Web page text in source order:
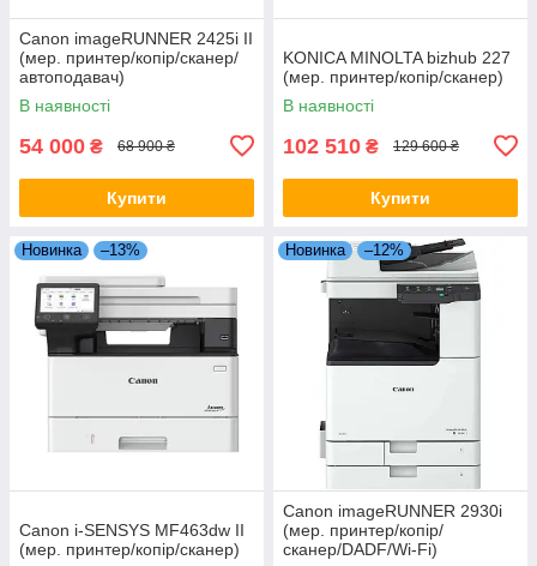
Canon imageRUNNER 2425i II
(мер. принтер/копір/сканер/
автоподавач)
В наявності
54 000 ₴ 68 900 ₴
Купити
KONICA MINOLTA bizhub 227
(мер. принтер/копір/сканер)
В наявності
102 510 ₴ 129 600 ₴
Купити
Новинка –13%
Canon i-SENSYS MF463dw II
(мер. принтер/копір/сканер)
Новинка –12%
Canon imageRUNNER 2930i
(мер. принтер/копір/
сканер/DADF/Wi-Fi)